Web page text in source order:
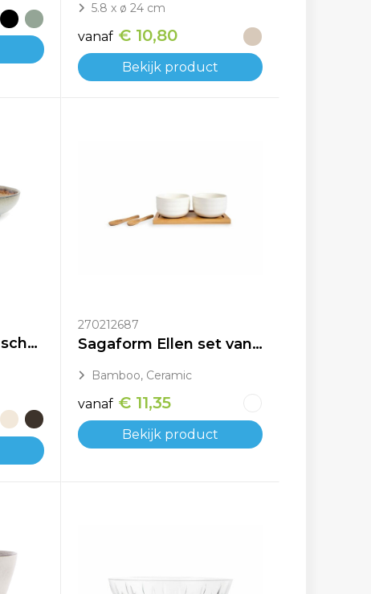
5.8 x ø 24 cm
vanaf € 10,80
Bekijk product
VINGA Nomimono schaal 31 cm
270212687
Sagaform Ellen set van 2 kommetjes met bamboe lepeltjes en tray
Bamboo, Ceramic
vanaf € 11,35
Bekijk product